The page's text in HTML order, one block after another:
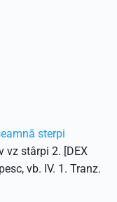
sterpi
vz stârpi 2. [DEX
vb. IV. 1. Tranz.